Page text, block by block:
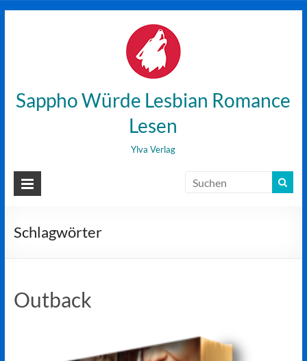
Sappho Würde Lesbian Romance
Lesen
Ylva Verlag
Schlagwörter
Outback